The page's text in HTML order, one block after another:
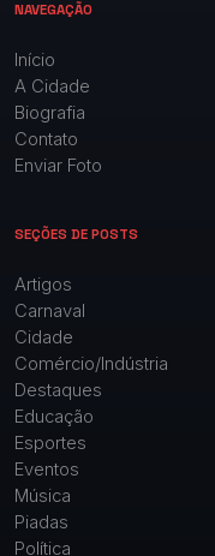
NAVEGAÇÃO
Início
A Cidade
Biografia
Contato
Enviar Foto
SEÇÕES DE POSTS
Artigos
Carnaval
Cidade
Comércio/Indústria
Destaques
Educação
Esportes
Eventos
Música
Piadas
Política